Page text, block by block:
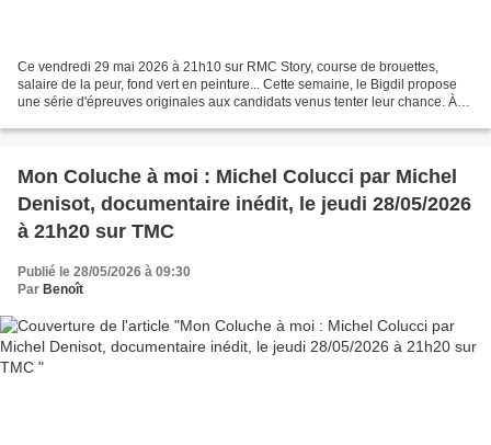
Ce vendredi 29 mai 2026 à 21h10 sur RMC Story, course de brouettes,
salaire de la peur, fond vert en peinture... Cette semaine, le Bigdil propose
une série d'épreuves originales aux candidats venus tenter leur chance. À
Mon Coluche à moi : Michel Colucci par Michel
Denisot, documentaire inédit, le jeudi 28/05/2026
à 21h20 sur TMC
Publié le 28/05/2026 à 09:30
Par Benoît